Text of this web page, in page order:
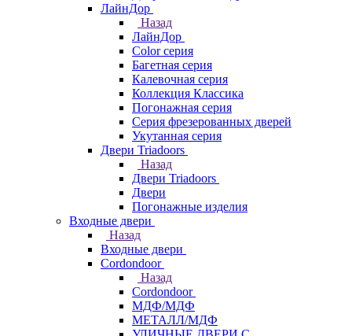
ЛайнДор
Назад
ЛайнДор
Color серия
Багетная серия
Калевочная серия
Коллекция Классика
Погонажная серия
Серия фрезерованных дверей
Укутанная серия
Двери Triadoors
Назад
Двери Triadoors
Двери
Погонажные изделия
Входные двери
Назад
Входные двери
Cordondoor
Назад
Cordondoor
МДФ/МДФ
МЕТАЛЛ/МДФ